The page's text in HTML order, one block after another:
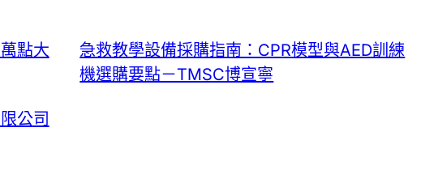
點大
急救教學設備採購指南：CPR模型與AED訓練
機選購要點－TMSC博宣寧
公司